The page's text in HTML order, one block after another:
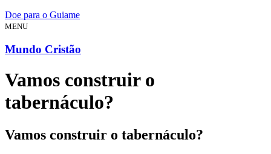
Doe para o Guiame
MENU
Mundo Cristão
Vamos construir o
tabernáculo?
Vamos construir o tabernáculo?